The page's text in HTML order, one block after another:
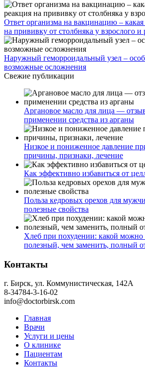
Ответ организма на вакцинацию –
на прививку от столбняка у взрослого и
Наружный геморроидальный узел –
возможные осложнения
Свежие публикации
Аргановое масло для лица —
применении средства из арганы
Низкое и пониженное давление
причины, признаки, лечение
Как эффективно избавиться от
Польза кедровых орехов для
полезные свойства
Хлеб при похудении: какой можно
полезный, чем заменить, полный
Контакты
г. Бирск, ул. Коммунистическая, 142А
8-34784-3-16-02
info@doctorbirsk.com
Главная
Врачи
Услуги и цены
О клинике
Пациентам
Контакты